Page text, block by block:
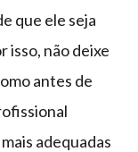
que ele seja
isso, não deixe
antes de
adequadas